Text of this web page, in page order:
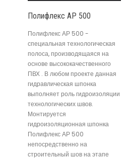
Полифлекс АР 500
Полифлекс АР 500 -
специальная технологическая
полоса, производящаяся на
основе высококачественного
ПВХ . В любом проекте данная
гидравлическая шпонка
выполняет роль гидроизоляции
технологических швов.
Монтируется
гидроизоляционная шпонка
Полифлекс АР 500
непосредственно на
строительный шов на этапе